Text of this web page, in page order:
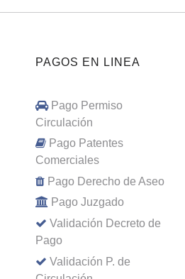
PAGOS EN LINEA
Pago Permiso
Circulación
Pago Patentes
Comerciales
Pago Derecho de Aseo
Pago Juzgado
Validación Decreto de
Pago
Validación P. de